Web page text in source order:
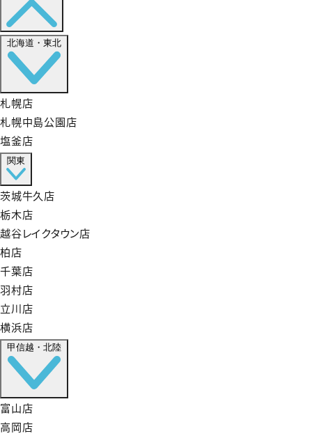
北海道・東北
札幌店
札幌中島公園店
塩釜店
関東
茨城牛久店
栃木店
越谷レイクタウン店
柏店
千葉店
羽村店
立川店
横浜店
甲信越・北陸
富山店
高岡店